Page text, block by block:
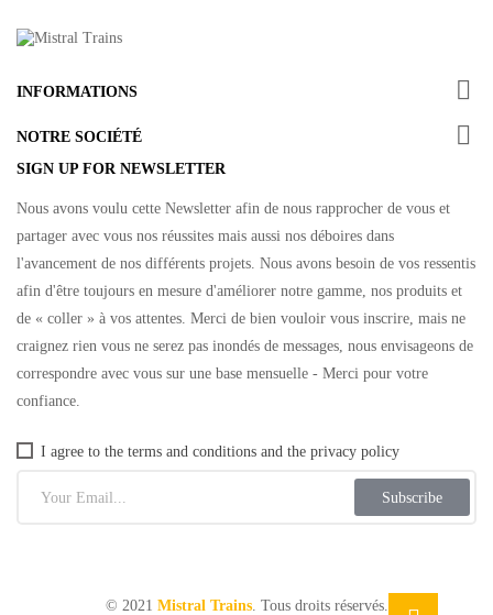
INFORMATIONS 
NOTRE SOCIÉTÉ 
SIGN UP FOR NEWSLETTER
Nous avons voulu cette Newsletter afin de nous rapprocher de vous et
partager avec vous nos réussites mais aussi nos déboires dans
l'avancement de nos différents projets. Nous avons besoin de vos ressentis
afin d'être toujours en mesure d'améliorer notre gamme, nos produits et
de « coller » à vos attentes. Merci de bien vouloir vous inscrire, mais ne
craignez rien vous ne serez pas inondés de messages, nous envisageons de
correspondre avec vous sur une base mensuelle - Merci pour votre
confiance.
I agree to the terms and conditions and the privacy policy
Subscribe
© 2021 Mistral Trains. Tous droits réservés.